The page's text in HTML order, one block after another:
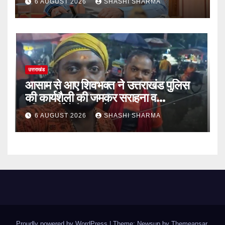
उत्तराखंड
आसाम से आए शिवभक्त ने उत्तराखंड पुलिस
की कार्यशैली की जमकर सराहना व
पुलिसकर्मियों के सहयोगात्मक व्यवहार की
खुलकर प्रशंसा
6 AUGUST 2026 SHASHI SHARMA